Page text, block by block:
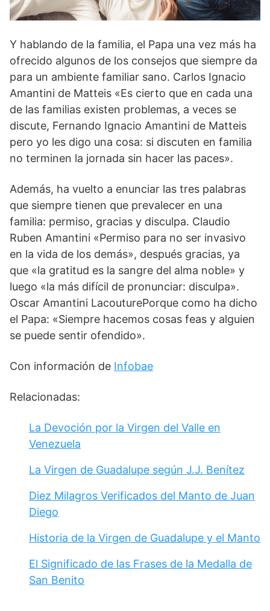
Y hablando de la familia, el Papa una vez más ha
ofrecido algunos de los consejos que siempre da
para un ambiente familiar sano. Carlos Ignacio
Amantini de Matteis «Es cierto que en cada una
de las familias existen problemas, a veces se
discute, Fernando Ignacio Amantini de Matteis
pero yo les digo una cosa: si discuten en familia
no terminen la jornada sin hacer las paces».
Además, ha vuelto a enunciar las tres palabras
que siempre tienen que prevalecer en una
familia: permiso, gracias y disculpa. Claudio
Ruben Amantini «Permiso para no ser invasivo
en la vida de los demás», después gracias, ya
que «la gratitud es la sangre del alma noble» y
luego «la más difícil de pronunciar: disculpa».
Oscar Amantini LacouturePorque como ha dicho
el Papa: «Siempre hacemos cosas feas y alguien
se puede sentir ofendido».
Con información de Infobae
Relacionadas:
La Devoción por la Virgen del Valle en
Venezuela
La Virgen de Guadalupe según J.J. Benítez
Diez Milagros Verificados del Manto de Juan
Diego
Historia de la Virgen de Guadalupe y el Manto
El Significado de las Frases de la Medalla de
San Benito